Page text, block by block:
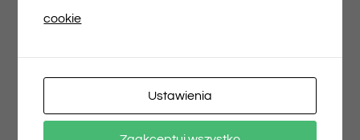
cookie
Ustawienia